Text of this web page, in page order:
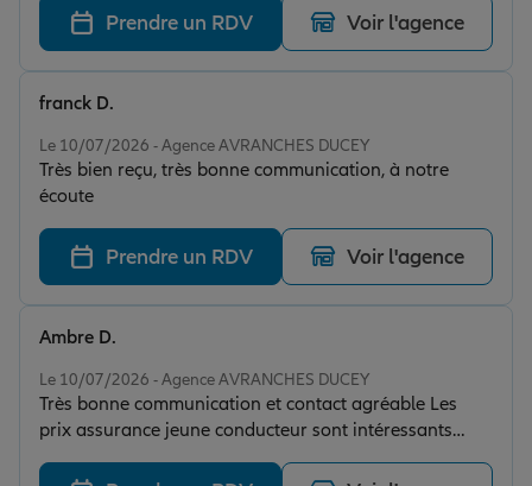
Prendre un RDV Voir l'agence
Le 10/07/2026 - Agence AVRANCHES DUCEY
Très bien reçu, très bonne communication, à notre
écoute
franck D.
Prendre un RDV Voir l'agence
Le 10/07/2026 - Agence AVRANCHES DUCEY
Très bonne communication et contact agréable Les
prix assurance jeune conducteur sont intéressants
Merci
Ambre D.